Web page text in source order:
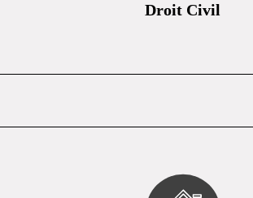
Droit Civil